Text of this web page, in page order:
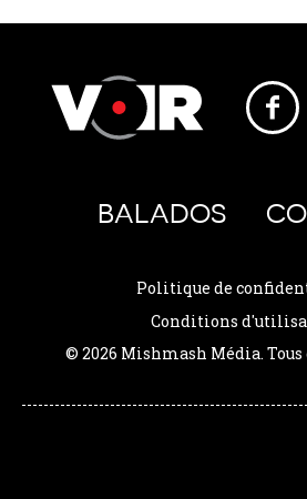
BALADOS
Politique de
Conditions
© 2026 Mishmash Média.